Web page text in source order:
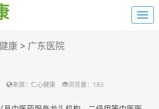
康 > 广东医院
来源：仁心健康 浏览量：183